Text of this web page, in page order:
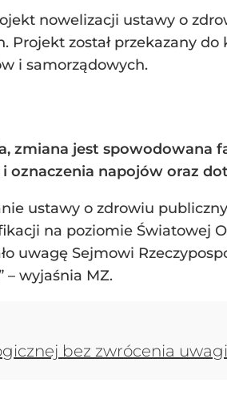
nowelizacji ustawy o
Projekt został przekazany
i samorządowych.
zmiana jest spowodowana
oznaczenia napojów oraz
ustawy o zdrowiu
na poziomie Światowej
uwagę Sejmowi
” – wyjaśnia MZ.
bez zwrócenia uwagi